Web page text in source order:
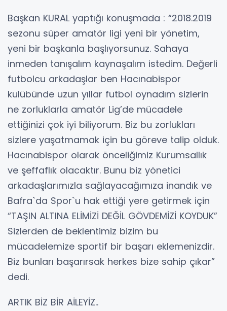
Başkan KURAL yaptığı konuşmada : “2018.2019
sezonu süper amatör ligi yeni bir yönetim,
yeni bir başkanla başlıyorsunuz. Sahaya
inmeden tanışalım kaynaşalım istedim. Değerli
futbolcu arkadaşlar ben Hacınabispor
kulübünde uzun yıllar futbol oynadım sizlerin
ne zorluklarla amatör Lig’de mücadele
ettiğinizi çok iyi biliyorum. Biz bu zorlukları
sizlere yaşatmamak için bu göreve talip olduk.
Hacınabispor olarak önceliğimiz Kurumsallık
ve şeffaflık olacaktır. Bunu biz yönetici
arkadaşlarımızla sağlayacağımıza inandık ve
Bafra`da Spor`u hak ettiği yere getirmek için
“TAŞIN ALTINA ELİMİZİ DEĞİL GÖVDEMİZİ KOYDUK”
Sizlerden de beklentimiz bizim bu
mücadelemize sportif bir başarı eklemenizdir.
Biz bunları başarırsak herkes bize sahip çıkar”
dedi.
ARTIK BİZ BİR AİLEYİZ..